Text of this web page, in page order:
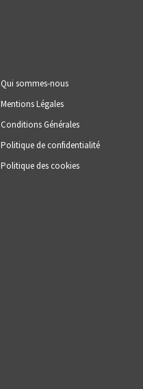
Qui sommes-nous
Mentions Légales
Conditions Générales
Politique de confidentialité
Politique des cookies